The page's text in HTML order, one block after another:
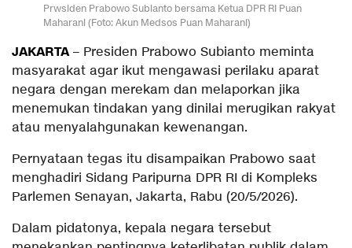
Prwsiden Prabowo Subianto bersama Ketua DPR RI Puan
Maharani (Foto: Akun Medsos Puan Maharani)
JAKARTA– Presiden Prabowo Subianto meminta
masyarakat agar ikut mengawasi perilaku aparat
negara dengan merekam dan melaporkan jika
menemukan tindakan yang dinilai merugikan rakyat
atau menyalahgunakan kewenangan.
Pernyataan tegas itu disampaikan Prabowo saat
menghadiri Sidang Paripurna DPR RI di Kompleks
Parlemen Senayan, Jakarta, Rabu (20/5/2026).
Dalam pidatonya, kepala negara tersebut